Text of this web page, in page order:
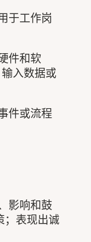
于工作岗
件和软
入数据或
件或流程
影响和鼓
；表现出诚